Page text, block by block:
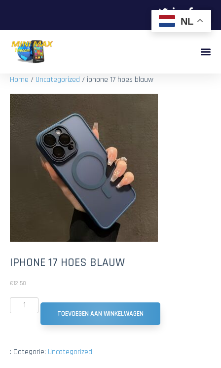
Home / Uncategorized / iphone 17 hoes blauw
IPHONE 17 HOES BLAUW
€12.50
TOEVOEGEN AAN WINKELWAGEN
: Categorie: Uncategorized
NL